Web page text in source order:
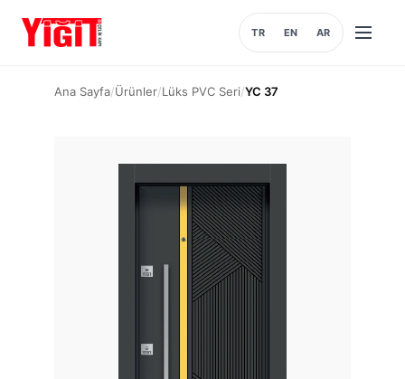
TR EN AR
Menüyü
Ana Sayfa/Ürünler/Lüks PVC Seri/YC 37